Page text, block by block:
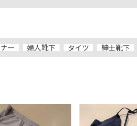
ー 婦人靴下 タイツ 紳士靴下